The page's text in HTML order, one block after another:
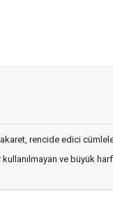
rencide edici
ve büyük